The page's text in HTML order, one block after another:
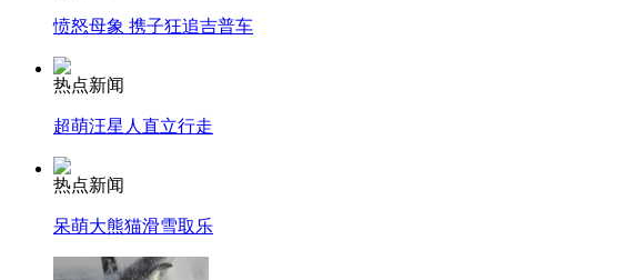
愤怒母象 携子狂追吉普车
热点新闻
超萌汪星人直立行走
热点新闻
呆萌大熊猫滑雪取乐